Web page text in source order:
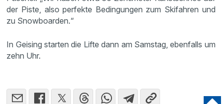
der Piste, also perfekte Bedingungen zum Skifahren und
zu Snowboarden.“
In Geising starten die Lifte dann am Samstag, ebenfalls um
zehn Uhr.